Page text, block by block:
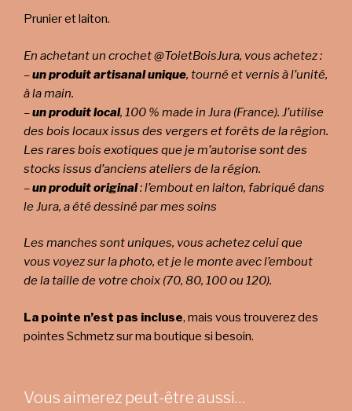
Prunier et laiton.
En achetant un crochet @ToietBoisJura, vous achetez :
–un produit artisanal unique, tourné et vernis à l’unité,
à la main.
–un produit local, 100 % made in Jura (France). J’utilise
des bois locaux issus des vergers et forêts de la région.
Les rares bois exotiques que je m’autorise sont des
stocks issus d’anciens ateliers de la région.
–un produit original: l’embout en laiton, fabriqué dans
le Jura, a été dessiné par mes soins
Les manches sont uniques, vous achetez celui que
vous voyez sur la photo, et je le monte avec l’embout
de la taille de votre choix (70, 80, 100 ou 120).
La pointe n’est pas incluse, mais vous trouverez des
pointes Schmetz sur ma boutique si besoin.
Vous aimerez peut-être aussi…